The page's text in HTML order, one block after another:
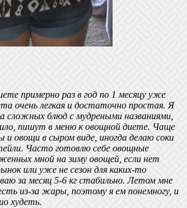
примерно раз в год по 1 месяцу уже
очень легкая и достаточно простая. Я
сложных блюд с мудреными названиями,
пишут в меню к овощной диете. Чаще
и овощи в сыром виде, иногда делаю соки
Часто готовлю себе овощные
мной на зиму овощей, если нет
или уже не сезон для каких-то
за месяц 5-6 кг стабильно. Летом мне
из-за жары, поэтому я ем понемногу, и
худеть.